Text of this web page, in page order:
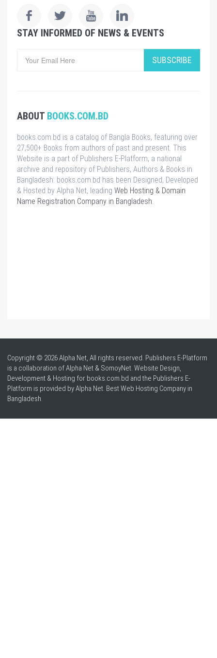
STAY INFORMED OF NEWS & EVENTS
SUBSCRIBE
ABOUT BOOKS.COM.BD
books.com.bd is a catalog of Bangla Books, featuring over
27,500+ Books from authors of past and present. This
Website is a part of Publishers E-Platform, a national
archive and repository of Publishers, Authors & Books in
Bangladesh. books.com.bd has been Designed, Developed
& Hosted by Alpha Net, leading Web Hosting & Domain
Name Registration Company in Bangladesh.
Copyright © 2026 Alpha Net, All rights reserved. Publishers E-Platform
is a collaboration of Alpha Net & SomoyNet. Website Design,
Development & Hosting for books.com.bd and the Publishers E-
Platform is provided by Alpha Net. BestWeb Hosting Company in
Bangladesh.